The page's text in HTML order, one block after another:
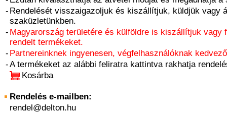
- Rendelését visszaigazoljuk és kiszállítjuk, küldjük vagy
szaküzletünkben.
- Magyarország területére és külföldre is kiszállítjuk vagy
rendelt termékeket.
- Partnereinknek ingyenesen, végfelhasználóknak
-A termékeket az alábbi feliratra kattintva rakhatja
Kosárba
Rendelés e-mailben:
rendel@delton.hu